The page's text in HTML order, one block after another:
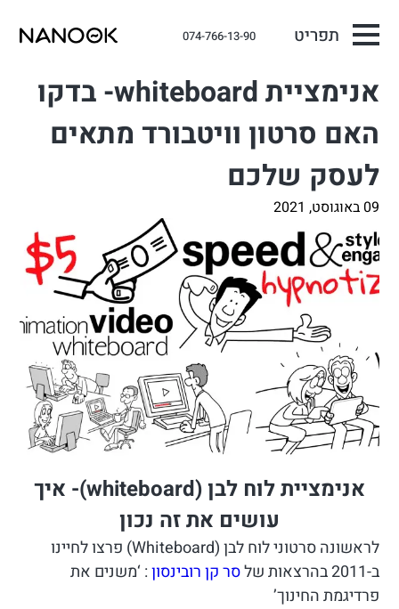
תפריט 074-766-13-90
אנימציית whiteboard- בדקו
האם סרטון וויטבורד מתאים
לעסק שלכם
09 באוגוסט, 2021
אנימציית לוח לבן (whiteboard)- איך
עושים את זה נכון
לראשונה סרטוני לוח לבן (Whiteboard) פרצו לחיינו
ב-2011 בהרצאות של
סר קן רובינסון: ‘משנים את
פרדיגמת החינוך’